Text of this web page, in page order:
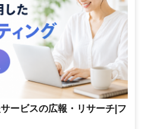
ービスの広報・リサーチ|フ